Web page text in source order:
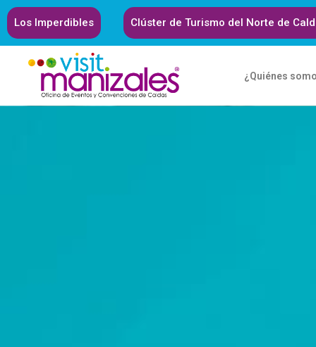
Los Imperdibles Clúster de Turismo del Norte de
¿Quiénes